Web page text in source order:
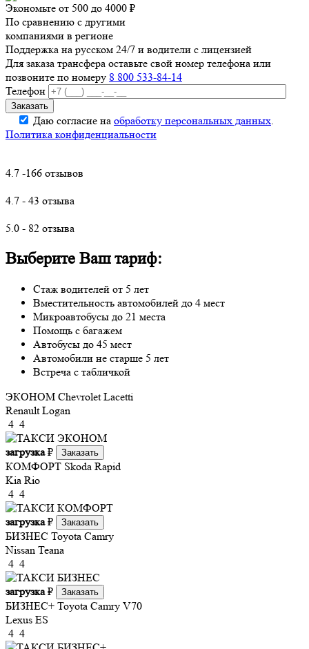
Экономьте от 500 до 4000 ₽
По сравнению с другими
компаниями в регионе
Поддержка на русском 24/7 и водители с лицензией
Для заказа трансфера оставьте свой номер телефона или
позвоните по номеру 8 800 533-84-14
Телефон
Даю согласие на обработку персональных данных.
Политика конфиденциальности
4.7 -166 отзывов
4.7 - 43 отзыва
5.0 - 82 отзыва
Выберите Ваш тариф:
Стаж водителей от 5 лет
Вместительность автомобилей до 4 мест
Микроавтобусы до 21 места
Помощь с багажем
Автобусы до 45 мест
Автомобили не старше 5 лет
Встреча с табличкой
ЭКОНОМ Chevrolet Lacetti
Renault Logan
4 4
загрузка₽ Заказать
КОМФОРТ Skoda Rapid
Kia Rio
4 4
загрузка₽ Заказать
БИЗНЕС Toyota Camry
Nissan Teana
4 4
загрузка₽ Заказать
БИЗНЕС+ Toyota Camry V70
Lexus ES
4 4